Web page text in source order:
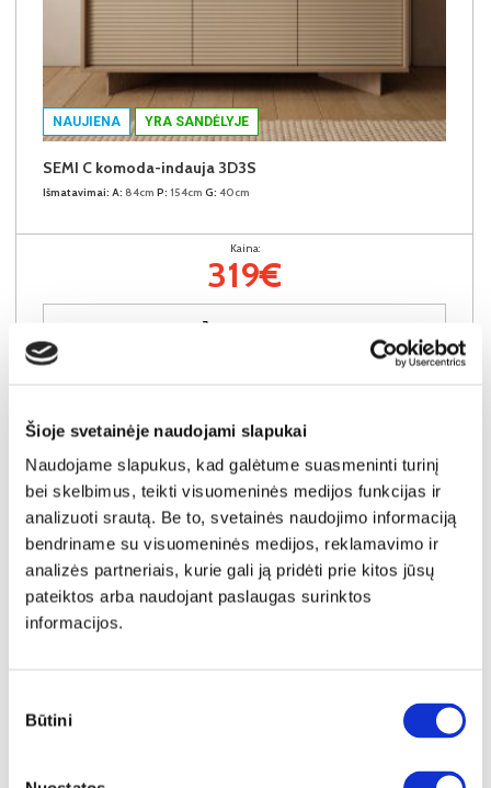
Šioje svetainėje naudojami slapukai
Naudojame slapukus, kad galėtume suasmeninti turinį
bei skelbimus, teikti visuomeninės medijos funkcijas ir
analizuoti srautą. Be to, svetainės naudojimo informaciją
bendriname su visuomeninės medijos, reklamavimo ir
analizės partneriais, kurie gali ją pridėti prie kitos jūsų
pateiktos arba naudojant paslaugas surinktos
informacijos.
pasirinkimas
Būtini
NAUJIENA YRA SANDĖLYJE
SEMI C komoda-indauja 3D3S
Išmatavimai: A: 84cm P: 154cm G: 40cm
Kaina:
319€
SEMI B komoda-indauja 4D